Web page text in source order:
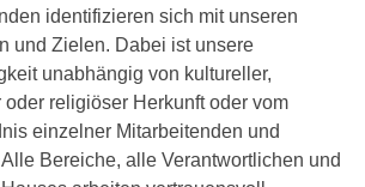
identifizieren sich mit unseren
und Zielen. Dabei ist unsere
unabhängig von kultureller,
religiöser Herkunft oder vom
einzelner Mitarbeitenden und
Bereiche, alle Verantwortlichen und